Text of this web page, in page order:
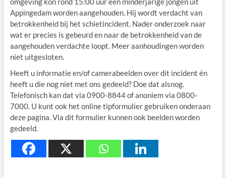
Appingedam worden aangehouden. Hij wordt verdacht van
betrokkenheid bij het schietincident. Nader onderzoek naar
wat er precies is gebeurd en naar de betrokkenheid van de
aangehouden verdachte loopt. Meer aanhoudingen worden
niet uitgesloten.
Heeft u informatie en/of camerabeelden over dit incident én
heeft u die nog niet met ons gedeeld? Doe dat alsnog.
Telefonisch kan dat via 0900-8844 of anoniem via 0800-
7000. U kunt ook het online tipformulier gebruiken onderaan
deze pagina. Via dit formulier kunnen ook beelden worden
gedeeld.